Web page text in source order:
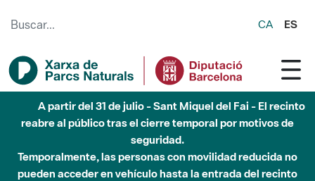
CA ES
A partir del 31 de julio - Sant Miquel del Fai - El recinto
reabre al público tras el cierre temporal por motivos de
seguridad.
Temporalmente, las personas con movilidad reducida no
pueden acceder en vehículo hasta la entrada del recinto